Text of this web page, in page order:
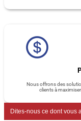
Nous offrons des
clients à
Dites-nous ce dont vous